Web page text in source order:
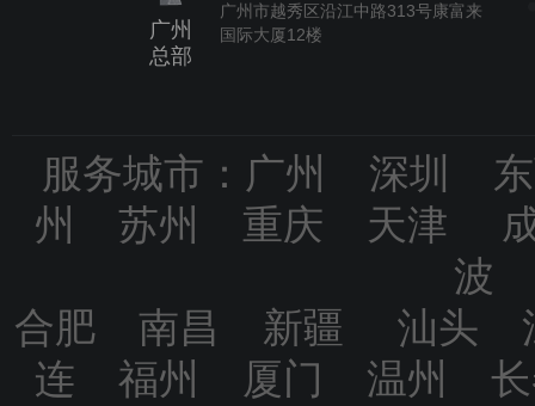
广州
总部
广州市越秀区沿江中路313号康富来
国际大厦12楼
服务城市：广州 深
州 苏州 重庆 天津
波
合肥 南昌 新疆 汕头
连 福州 厦门 温州